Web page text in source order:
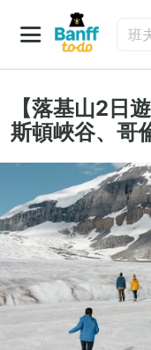
班
【落基山2日
斯頓峽谷、哥